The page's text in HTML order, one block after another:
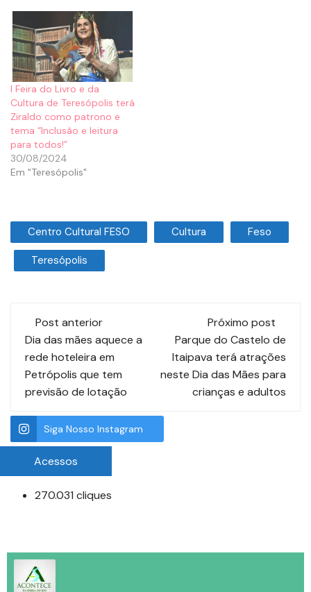
I Feira do Livro e da
Cultura de Teresópolis terá
Ziraldo como patrono e
tema “Inclusão e leitura
para todos!”
30/08/2024
Em "Teresópolis"
Centro Cultural FESO Cultura Feso
Teresópolis
Post anterior
Dia das mães aquece a
rede hoteleira em
Petrópolis que tem
previsão de lotação
Próximo post
Parque do Castelo de
Itaipava terá atrações
neste Dia das Mães para
crianças e adultos
Siga Nosso Instagram
Acessos
270.031 cliques